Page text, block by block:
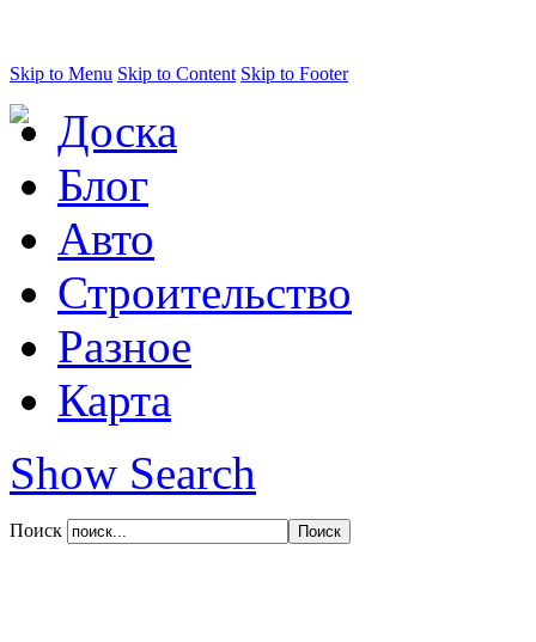
Skip to Menu Skip to Content Skip to Footer
Доска
Блог
Авто
Строительство
Разное
Карта
Show Search
Поиск